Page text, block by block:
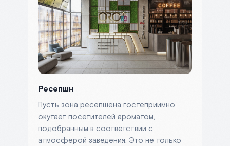
Пусть зона ресепшена гостеприимно
окутает посетителей ароматом,
подобранным в соответствии с
атмосферой заведения. Это не только
Ресепшн